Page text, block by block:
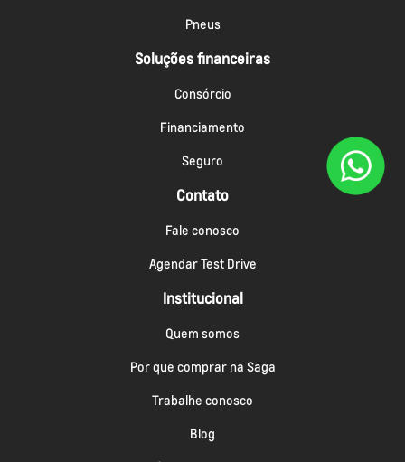
Pneus
Soluções financeiras
Consórcio
Financiamento
Seguro
Contato
Fale conosco
Agendar Test Drive
Institucional
Quem somos
Por que comprar na Saga
Trabalhe conosco
Blog